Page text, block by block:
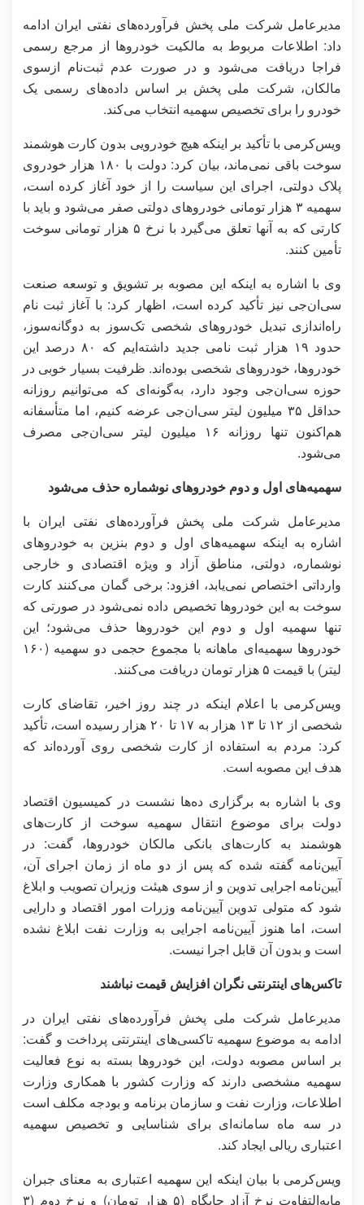
مدیرعامل شرکت ملی پخش فرآورده‌های نفتی ایران ادامه
داد: اطلاعات مربوط به مالکیت خودروها از مرجع رسمی
فراجا دریافت می‌شود و در صورت عدم ثبت‌نام ازسوی
مالکان، شرکت ملی پخش بر اساس داده‌های رسمی یک
خودرو را برای تخصیص سهمیه انتخاب می‌کند.
ویس‌کرمی با تأکید بر اینکه هیچ خودرویی بدون کارت هوشمند
سوخت باقی نمی‌ماند، بیان کرد: دولت با ۱۸۰ هزار خودروی
پلاک دولتی، اجرای این سیاست را از خود آغاز کرده است،
سهمیه ۳ هزار تومانی خودروهای دولتی صفر می‌شود و باید با
کارتی که به آنها تعلق می‌گیرد با نرخ ۵ هزار تومانی سوخت
تأمین کنند.
وی با اشاره به اینکه این مصوبه بر تشویق و توسعه صنعت
سی‌ان‌جی نیز تأکید کرده است، اظهار کرد: با آغاز ثبت نام
راه‌اندازی تبدیل خودروهای شخصی تک‌سوز به دوگانه‌سوز،
حدود ۱۹ هزار ثبت نامی جدید داشته‌ایم که ۸۰ درصد این
خودروها، خودروهای شخصی بوده‌اند. ظرفیت بسیار خوبی در
حوزه سی‌ان‌جی وجود دارد، به‌گونه‌ای که می‌توانیم روزانه
حداقل ۳۵ میلیون لیتر سی‌ان‌جی عرضه کنیم، اما متأسفانه
هم‌اکنون تنها روزانه ۱۶ میلیون لیتر سی‌ان‌جی مصرف
می‌شود.
سهمیه‌های اول و دوم خودروهای نوشماره حذف می‌شود
مدیرعامل شرکت ملی پخش فرآورده‌های نفتی ایران با
اشاره به اینکه سهمیه‌های اول و دوم بنزین به خودروهای
نوشماره، دولتی، مناطق آزاد و ویژه اقتصادی و خارجی
وارداتی اختصاص نمی‌یابد، افزود: برخی گمان می‌کنند کارت
سوخت به این خودروها تخصیص داده نمی‌شود در صورتی که
تنها سهمیه اول و دوم این خودروها حذف می‌شود؛ این
خودروها سهمیه‌ای ماهانه با مجموع حجمی دو سهمیه (۱۶۰
لیتر) با قیمت ۵ هزار تومان دریافت می‌کنند.
ویس‌کرمی با اعلام اینکه در چند روز اخیر، تقاضای کارت
شخصی از ۱۲ تا ۱۳ هزار به ۱۷ تا ۲۰ هزار رسیده است، تأکید
کرد: مردم به استفاده از کارت شخصی روی آورده‌اند که
هدف این مصوبه است.
وی با اشاره به برگزاری ده‌ها نشست در کمیسیون اقتصاد
دولت برای موضوع انتقال سهمیه سوخت از کارت‌های
هوشمند به کارت‌های بانکی مالکان خودروها، گفت: در
آیین‌نامه گفته شده که پس از دو ماه از زمان اجرای آن،
آیین‌نامه اجرایی تدوین و از سوی هیئت وزیران تصویب و ابلاغ
شود که متولی تدوین آیین‌نامه وزرات امور اقتصاد و دارایی
است، اما هنوز آیین‌نامه اجرایی به وزارت نفت ابلاغ نشده
است و بدون آن قابل اجرا نیست.
تاکس‌های اینترنتی نگران افزایش قیمت نباشند
مدیرعامل شرکت ملی پخش فرآورده‌های نفتی ایران در
ادامه به موضوع سهمیه تاکسی‌های اینترنتی پرداخت و گفت:
بر اساس مصوبه دولت، این خودروها بسته به نوع فعالیت
سهمیه مشخصی دارند که وزارت کشور با همکاری وزارت
اطلاعات، وزارت نفت و سازمان برنامه و بودجه مکلف است
در سه ماه سامانه‌ای برای شناسایی و تخصیص سهمیه
اعتباری ریالی ایجاد کند.
ویس‌کرمی با بیان اینکه این سهمیه اعتباری به معنای جبران
مابه‌التفاوت نرخ آزاد جایگاه (۵ هزار تومان) و نرخ دوم (۳